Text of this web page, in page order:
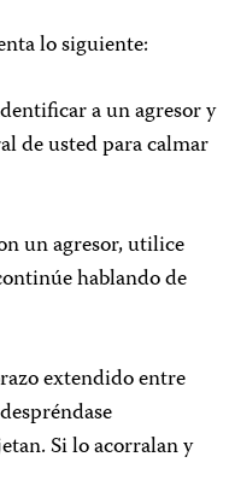
lo siguiente:
a un agresor y
de usted para calmar
un agresor, utilice
hablando de
extendido entre
Si lo acorralan y